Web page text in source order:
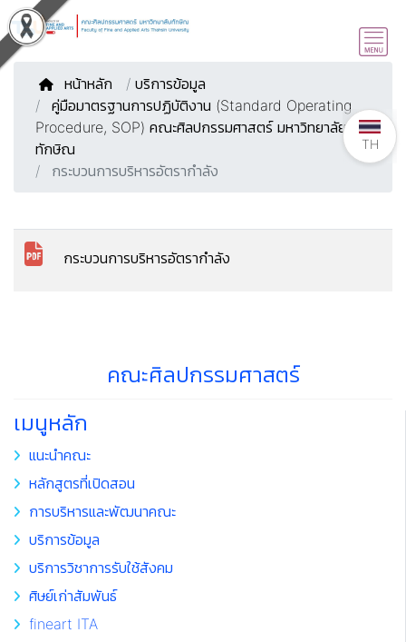
หน้าหลัก / บริการข้อมูล
คู่มือมาตรฐานการปฏิบัติงาน (Standard Operating
Procedure, SOP) คณะศิลปกรรมศาสตร์ มหาวิทยาลัย
ทักษิณ
กระบวนการบริหารอัตรากำลัง
กระบวนการบริหารอัตรากำลัง
คณะศิลปกรรมศาสตร์
เมนูหลัก
แนะนำคณะ
หลักสูตรที่เปิดสอน
การบริหารและพัฒนาคณะ
บริการข้อมูล
บริการวิชาการรับใช้สังคม
ศิษย์เก่าสัมพันธ์
fineart ITA
TH